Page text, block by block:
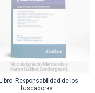
Libro: Responsabilidad de los
buscadores...